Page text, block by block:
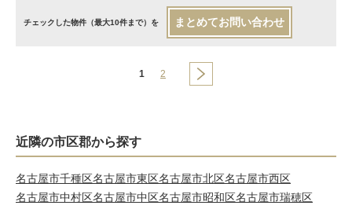
チェックした物件（最大10件まで）を まとめてお問い合わせ
1 2
近隣の市区郡から探す
名古屋市千種区名古屋市東区名古屋市北区名古屋市西区
名古屋市中村区名古屋市中区名古屋市昭和区名古屋市瑞穂区